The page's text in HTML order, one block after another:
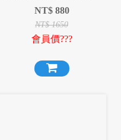
持扇 摺疊手持扇 摺疊扇
風扇 製冷 露營
NT$ 880
NT$1650
會員價???